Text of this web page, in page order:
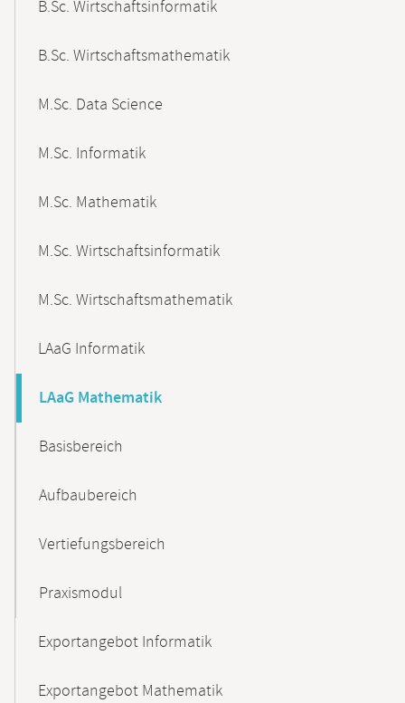
B.Sc. Wirtschaftsinformatik
B.Sc. Wirtschaftsmathematik
M.Sc. Data Science
M.Sc. Informatik
M.Sc. Mathematik
M.Sc. Wirtschaftsinformatik
M.Sc. Wirtschaftsmathematik
LAaG Informatik
LAaG Mathematik
Basisbereich
Aufbaubereich
Vertiefungsbereich
Praxismodul
Exportangebot Informatik
Exportangebot Mathematik